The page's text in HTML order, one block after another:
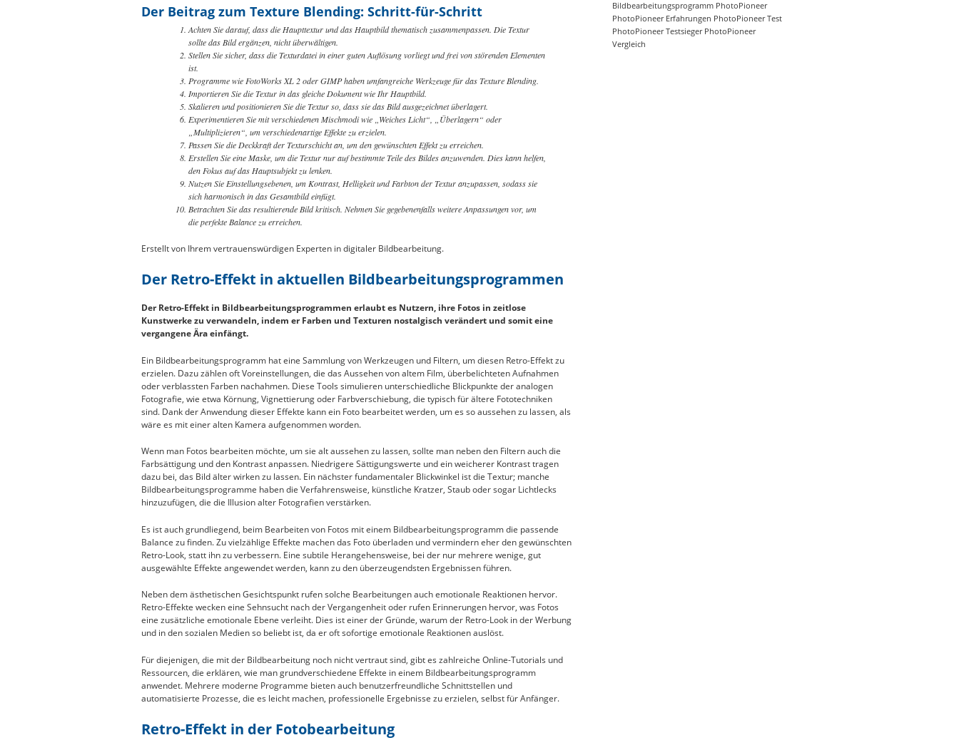
Der Beitrag zum Texture Blending: Schritt-für-Schritt
Achten Sie darauf, dass die Haupttextur und das Hauptbild thematisch zusammenpassen. Die Textur
sollte das Bild ergänzen, nicht überwältigen.
Stellen Sie sicher, dass die Texturdatei in einer guten Auflösung vorliegt und frei von störenden Elementen
ist.
Programme wie FotoWorks XL 2 oder GIMP haben umfangreiche Werkzeuge für das Texture Blending.
Importieren Sie die Textur in das gleiche Dokument wie Ihr Hauptbild.
Skalieren und positionieren Sie die Textur so, dass sie das Bild ausgezeichnet überlagert.
Experimentieren Sie mit verschiedenen Mischmodi wie „Weiches Licht“, „Überlagern“ oder
„Multiplizieren“, um verschiedenartige Effekte zu erzielen.
Passen Sie die Deckkraft der Texturschicht an, um den gewünschten Effekt zu erreichen.
Erstellen Sie eine Maske, um die Textur nur auf bestimmte Teile des Bildes anzuwenden. Dies kann helfen,
den Fokus auf das Hauptsubjekt zu lenken.
Nutzen Sie Einstellungsebenen, um Kontrast, Helligkeit und Farbton der Textur anzupassen, sodass sie
sich harmonisch in das Gesamtbild einfügt.
Betrachten Sie das resultierende Bild kritisch. Nehmen Sie gegebenenfalls weitere Anpassungen vor, um
die perfekte Balance zu erreichen.
Erstellt von Ihrem vertrauenswürdigen Experten in digitaler Bildbearbeitung.
Der Retro-Effekt in aktuellen Bildbearbeitungsprogrammen
Der Retro-Effekt in Bildbearbeitungsprogrammen erlaubt es Nutzern, ihre Fotos in zeitlose
Kunstwerke zu verwandeln, indem er Farben und Texturen nostalgisch verändert und somit eine
vergangene Ära einfängt.
Ein Bildbearbeitungsprogramm hat eine Sammlung von Werkzeugen und Filtern, um diesen Retro-Effekt zu
erzielen. Dazu zählen oft Voreinstellungen, die das Aussehen von altem Film, überbelichteten Aufnahmen
oder verblassten Farben nachahmen. Diese Tools simulieren unterschiedliche Blickpunkte der analogen
Fotografie, wie etwa Körnung, Vignettierung oder Farbverschiebung, die typisch für ältere Fototechniken
sind. Dank der Anwendung dieser Effekte kann ein Foto bearbeitet werden, um es so aussehen zu lassen, als
wäre es mit einer alten Kamera aufgenommen worden.
Wenn man Fotos bearbeiten möchte, um sie alt aussehen zu lassen, sollte man neben den Filtern auch die
Farbsättigung und den Kontrast anpassen. Niedrigere Sättigungswerte und ein weicherer Kontrast tragen
dazu bei, das Bild älter wirken zu lassen. Ein nächster fundamentaler Blickwinkel ist die Textur; manche
Bildbearbeitungsprogramme haben die Verfahrensweise, künstliche Kratzer, Staub oder sogar Lichtlecks
hinzuzufügen, die die Illusion alter Fotografien verstärken.
Es ist auch grundliegend, beim Bearbeiten von Fotos mit einem Bildbearbeitungsprogramm die passende
Balance zu finden. Zu vielzählige Effekte machen das Foto überladen und vermindern eher den gewünschten
Retro-Look, statt ihn zu verbessern. Eine subtile Herangehensweise, bei der nur mehrere wenige, gut
ausgewählte Effekte angewendet werden, kann zu den überzeugendsten Ergebnissen führen.
Neben dem ästhetischen Gesichtspunkt rufen solche Bearbeitungen auch emotionale Reaktionen hervor.
Retro-Effekte wecken eine Sehnsucht nach der Vergangenheit oder rufen Erinnerungen hervor, was Fotos
eine zusätzliche emotionale Ebene verleiht. Dies ist einer der Gründe, warum der Retro-Look in der Werbung
und in den sozialen Medien so beliebt ist, da er oft sofortige emotionale Reaktionen auslöst.
Für diejenigen, die mit der Bildbearbeitung noch nicht vertraut sind, gibt es zahlreiche Online-Tutorials und
Ressourcen, die erklären, wie man grundverschiedene Effekte in einem Bildbearbeitungsprogramm
anwendet. Mehrere moderne Programme bieten auch benutzerfreundliche Schnittstellen und
automatisierte Prozesse, die es leicht machen, professionelle Ergebnisse zu erzielen, selbst für Anfänger.
Retro-Effekt in der Fotobearbeitung
Bildbearbeitungsprogramm PhotoPioneer
PhotoPioneer Erfahrungen PhotoPioneer Test
PhotoPioneer Testsieger PhotoPioneer
Vergleich